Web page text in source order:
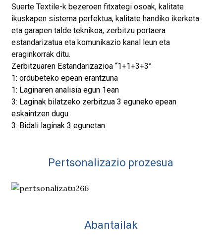
Suerte Textile-k bezeroen fitxategi osoak, kalitate
ikuskapen sistema perfektua, kalitate handiko ikerketa
eta garapen talde teknikoa, zerbitzu portaera
estandarizatua eta komunikazio kanal leun eta
eraginkorrak ditu.
Zerbitzuaren Estandarizazioa “1+1+3+3”
1: ordubeteko epean erantzuna
1: Laginaren analisia egun 1ean
3: Laginak bilatzeko zerbitzua 3 eguneko epean
eskaintzen dugu
3: Bidali laginak 3 egunetan
Pertsonalizazio prozesua
Abantailak